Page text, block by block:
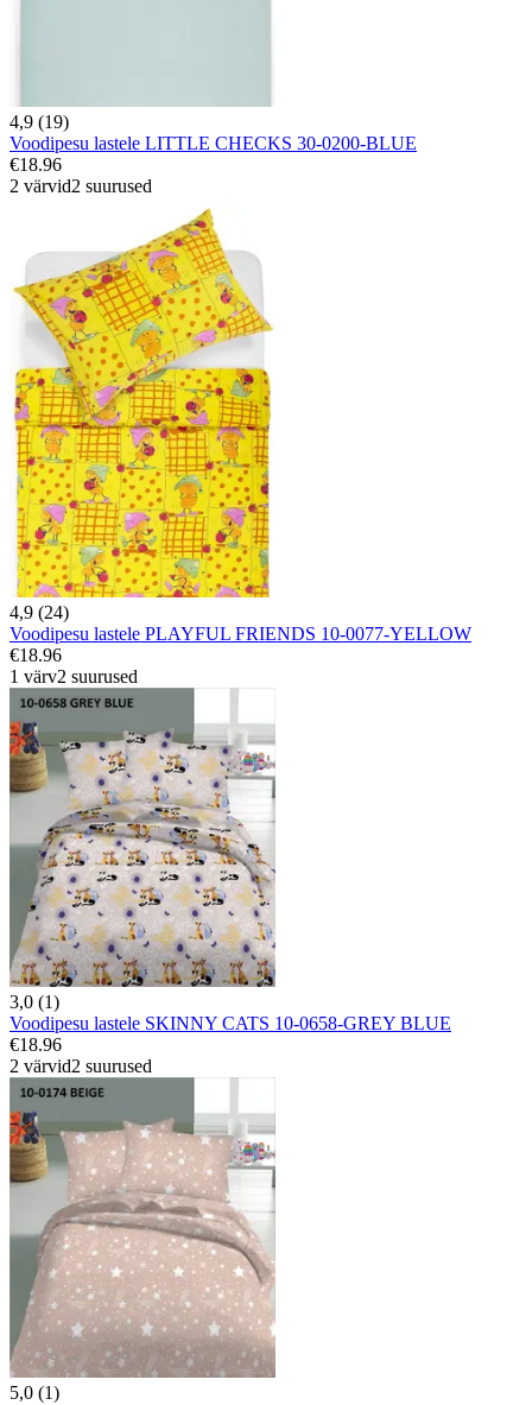
4,9 (19)
Voodipesu lastele LITTLE CHECKS 30-0200-BLUE
€18.96
2 värvid2 suurused
4,9 (24)
Voodipesu lastele PLAYFUL FRIENDS 10-0077-YELLOW
€18.96
1 värv2 suurused
3,0 (1)
Voodipesu lastele SKINNY CATS 10-0658-GREY BLUE
€18.96
2 värvid2 suurused
5,0 (1)